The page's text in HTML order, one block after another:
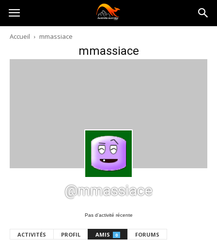
Australia-
australie.com
Accueil mmassiace
mmassiace
@mmassiace
Pas d’activité récente
ACTIVITÉS PROFIL AMIS 0 FORUMS